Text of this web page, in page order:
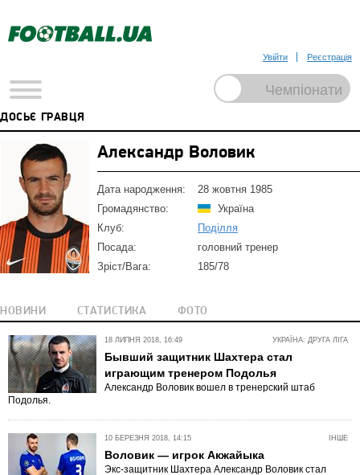
Увійти Реєстрація
ДОСЬЄ ГРАВЦЯ
Александр Воловик
Дата народження:
28 жовтня 1985
Громадянство:
Україна
Клуб:
Поділля
Посада:
головний тренер
Зріст/Вага:
185/78
НОВИНИ СТАТИСТИКА ФОТО
УКРАЇНА: ДРУГА ЛІГА
18 ЛИПНЯ 2018, 16:49
Бывший защитник Шахтера стал
играющим тренером Подолья
Александр Воловик вошел в тренерский штаб
Подолья.
ІНШЕ
10 БЕРЕЗНЯ 2018, 14:15
Воловик — игрок Акжайыка
Экс-защитник Шахтера Александр Воловик стал